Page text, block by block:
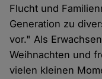
Flucht und
Generation zu
vor." Als
Weihnachten und
vielen kleinen